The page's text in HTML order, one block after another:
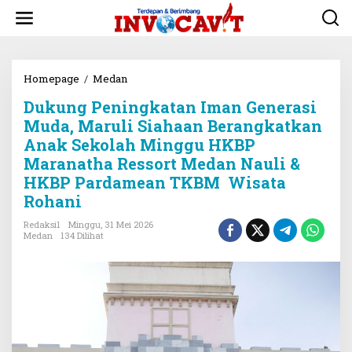
Homepage / Medan
k
u
n
g
P
e
n
n
a
a
n
a
Dukung Peningkatan Iman Generasi
Muda, Maruli Siahaan Berangkatkan
Anak Sekolah Minggu HKBP
Maranatha Ressort Medan Nauli &
HKBP Pardamean TKBM Wisata
Rohani
Redaksi1
Minggu, 31 Mei 2026
Medan
134 Dilihat